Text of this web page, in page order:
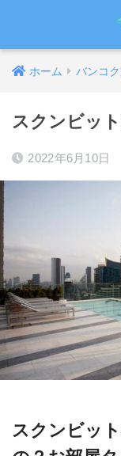
ホーム バンコ
スクンビッ
2022年6月10日
スクンビッ